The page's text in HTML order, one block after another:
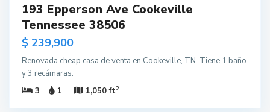
193 Epperson Ave Cookeville
Tennessee 38506
$ 239,900
Renovada cheap casa de venta en Cookeville, TN. Tiene 1 baño
y 3 recámaras.
3
1 1,050 ft2